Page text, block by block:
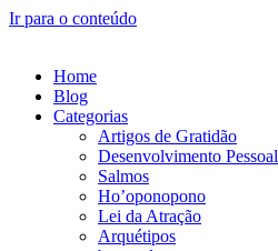
Ir para o conteúdo
Home
Blog
Categorias
Artigos de Gratidão
Desenvolvimento Pessoal
Salmos
Ho’oponopono
Lei da Atração
Arquétipos